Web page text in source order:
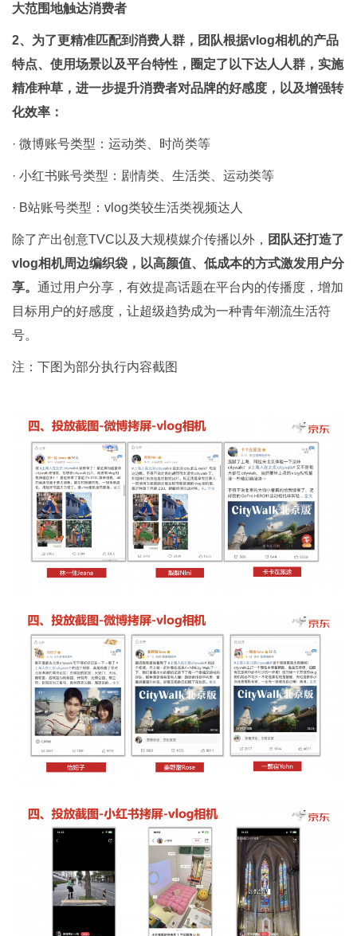
大范围地触达消费者
2、为了更精准匹配到消费人群，团队根据vlog相机的产品
特点、使用场景以及平台特性，圈定了以下达人人群，实施
精准种草，进一步提升消费者对品牌的好感度，以及增强转
化效率：
· 微博账号类型：运动类、时尚类等
· 小红书账号类型：剧情类、生活类、运动类等
· B站账号类型：vlog类较生活类视频达人
除了产出创意TVC以及大规模媒介传播以外， 团队还打造了
vlog相机周边编织袋，以高颜值、低成本的方式激发用户分
享。 通过用户分享，有效提高话题在平台内的传播度，增加
目标用户的好感度，让超级趋势成为一种青年潮流生活符
号。
注：下图为部分执行内容截图